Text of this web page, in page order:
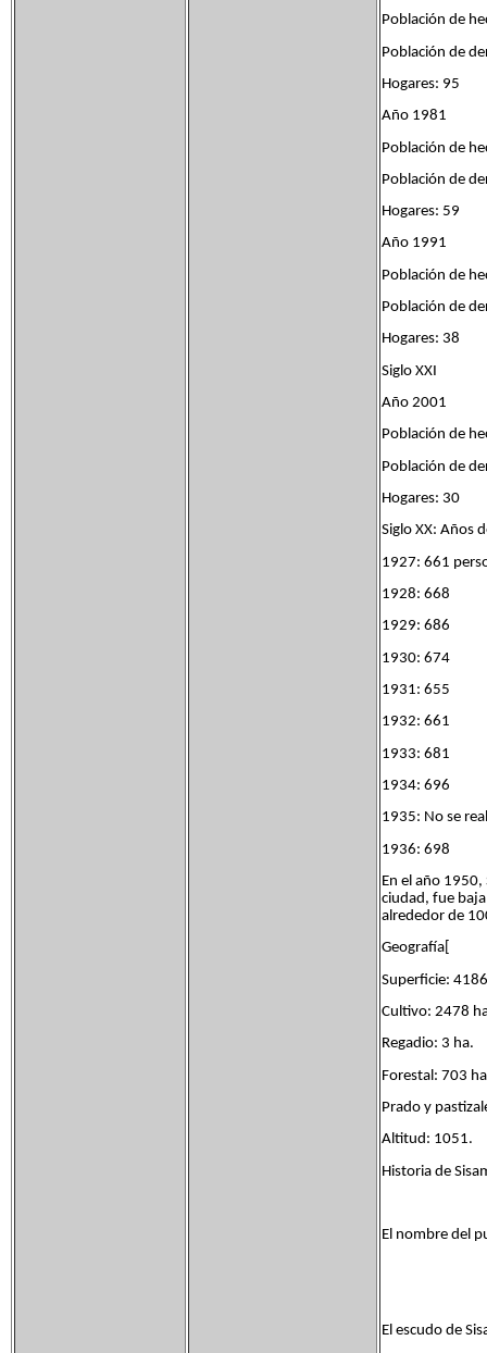
Población de
Población de
Hogares: 95
Año 1981
Población de
Población de
Hogares: 59
Año 1991
Población de
Población de
Hogares: 38
Siglo XXI
Año 2001
Población de
Población de
Hogares: 30
Siglo XX: Años
1927: 661
1928: 668
1929: 686
1930: 674
1931: 655
1932: 661
1933: 681
1934: 696
1935: No se
1936: 698
En el año
ciudad, fue
alrededor de
Geografía[
Superficie:
Cultivo: 2478
Regadio: 3 ha.
Forestal: 703
Prado y
Altitud: 1051.
Historia de
El nombre del
El escudo de